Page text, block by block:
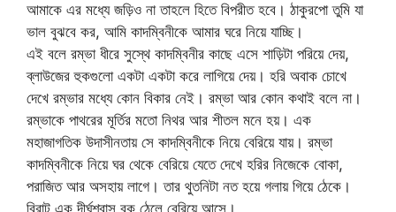
আমাকে এর মধ্যে জড়িও না তাহলে হিতে বিপরীত হবে। ঠাকুরপো তুমি যা
ভাল বুঝবে কর, আমি কাদম্বিনীকে আমার ঘরে নিয়ে যাচ্ছি।
এই বলে রম্ভা ধীরে সুস্থে কাদম্বিনীর কাছে এসে শাড়িটা পরিয়ে দেয়,
ব্লাউজের হুকগুলো একটা একটা করে লাগিয়ে দেয়। হরি অবাক চোখে
দেখে রম্ভার মধ্যে কোন বিকার নেই। রম্ভা আর কোন কথাই বলে না।
রম্ভাকে পাথরের মূর্তির মতো নিথর আর শীতল মনে হয়। এক
মহাজাগতিক উদাসীনতায় সে কাদম্বিনীকে নিয়ে বেরিয়ে যায়। রম্ভা
কাদম্বিনীকে নিয়ে ঘর থেকে বেরিয়ে যেতে দেখে হরির নিজেকে বোকা,
পরাজিত আর অসহায় লাগে। তার থুতনিটা নত হয়ে গলায় গিয়ে ঠেকে।